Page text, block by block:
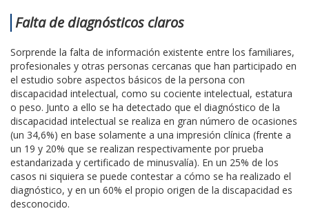
Falta de diagnósticos claros
Sorprende la falta de información existente entre los familiares,
profesionales y otras personas cercanas que han participado en
el estudio sobre aspectos básicos de la persona con
discapacidad intelectual, como su cociente intelectual, estatura
o peso. Junto a ello se ha detectado que el diagnóstico de la
discapacidad intelectual se realiza en gran número de ocasiones
(un 34,6%) en base solamente a una impresión clínica (frente a
un 19 y 20% que se realizan respectivamente por prueba
estandarizada y certificado de minusvalía). En un 25% de los
casos ni siquiera se puede contestar a cómo se ha realizado el
diagnóstico, y en un 60% el propio origen de la discapacidad es
desconocido.